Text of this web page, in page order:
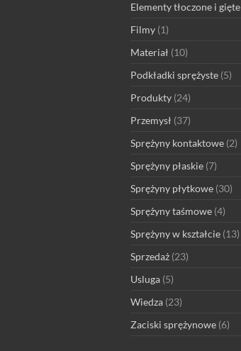
Elementy tłoczone i gięte
Filmy (1)
Materiał (10)
Podkładki sprężyste (5)
Produkty (24)
Przemysł (37)
Sprężyny kontaktowe (2)
Sprężyny płaskie (7)
Sprężyny płytkowe (30)
Sprężyny taśmowe (4)
Sprężyny w kształcie (13)
Sprzedaż (23)
Usluga (5)
Wiedza (23)
Zaciski sprężynowe (6)